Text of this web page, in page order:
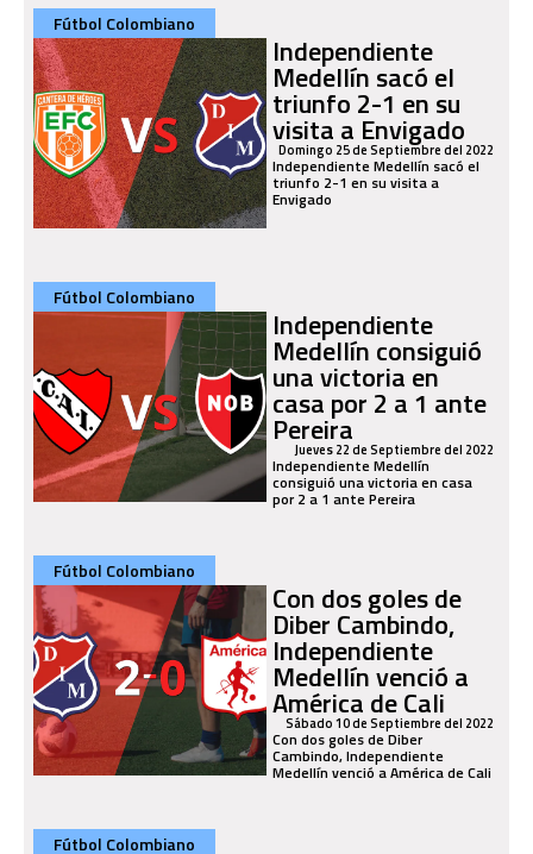
Fútbol Colombiano
Independiente
Medellín sacó el
triunfo 2-1 en su
visita a Envigado
Domingo 25 de Septiembre del 2022
Independiente Medellín sacó el
triunfo 2-1 en su visita a
Envigado
Fútbol Colombiano
Independiente
Medellín consiguió
una victoria en
casa por 2 a 1 ante
Pereira
Jueves 22 de Septiembre del 2022
Independiente Medellín
consiguió una victoria en casa
por 2 a 1 ante Pereira
Fútbol Colombiano
Con dos goles de
Diber Cambindo,
Independiente
Medellín venció a
América de Cali
Sábado 10 de Septiembre del 2022
Con dos goles de Diber
Cambindo, Independiente
Medellín venció a América de Cali
Fútbol Colombiano